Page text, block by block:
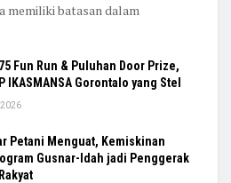
memiliki batasan dalam
Fun Run & Puluhan Door Prize,
IKASMANSA Gorontalo yang Stel
Petani Menguat, Kemiskinan
Gusnar-Idah jadi Penggerak